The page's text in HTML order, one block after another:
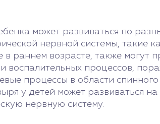
может развиваться по
нервной системы, такие
раннем возрасте, также могут
воспалительных процессов,
процессы в области
у детей может развиваться
нервную систему.